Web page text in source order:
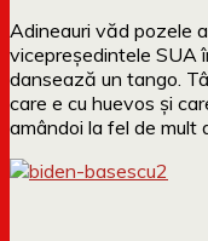
Adineauri văd pozele
vicepreședintele SUA
dansează un tango.
care e cu huevos și
amândoi la fel de mult